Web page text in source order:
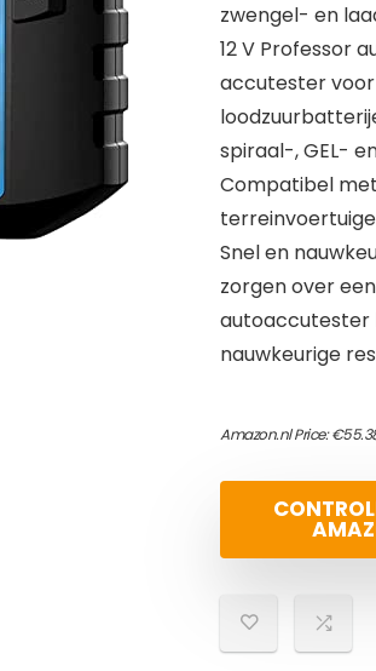
zwengel- en
12 V Professor
accutester voor
spiraal-, GEL-
Compatibel
Snel en
zorgen over
autoaccutester
nauwkeurige
Amazon.nl Price:€